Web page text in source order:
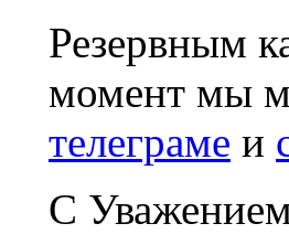
Резервным
момент мы
телеграме и
С